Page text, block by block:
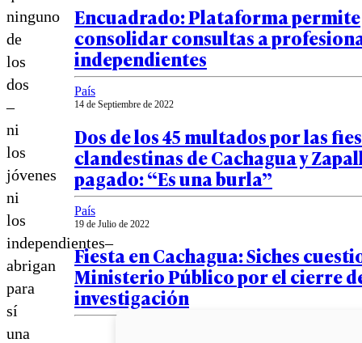
ninguno
de
los
dos
–
ni
los
jóvenes
ni
los
independientes–
abrigan
para
sí
una
Encuadrado: Plataforma permite
consolidar consultas a
independientes
País
14 de Septiembre de 2022
Dos de los 45 multados por las
clandestinas de Cachagua y
pagado: “Es una burla”
País
19 de Julio de 2022
Fiesta en Cachagua: Siches
Ministerio Público por el cierre
investigación